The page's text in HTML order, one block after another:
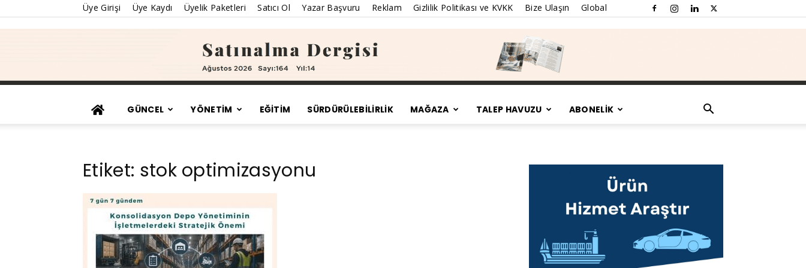
Üye Girişi Üye Kaydı Üyelik Paketleri Satıcı Ol Yazar Başvuru Reklam Gizlilik Politikası ve KVKK Bize Ulaşın Global
GÜNCEL YÖNETİM EĞİTİM SÜRDÜRÜLEBILIRLIK MAĞAZA TALEP HAVUZU ABONELİK
Etiket: stok optimizasyonu